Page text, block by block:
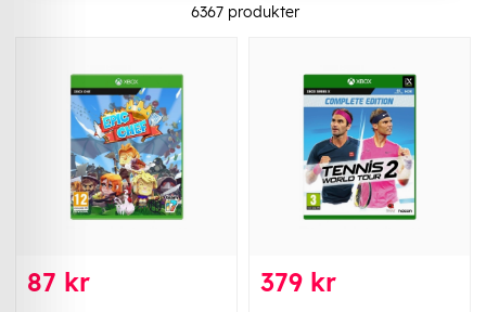
6367 produkter
87 kr 379 kr